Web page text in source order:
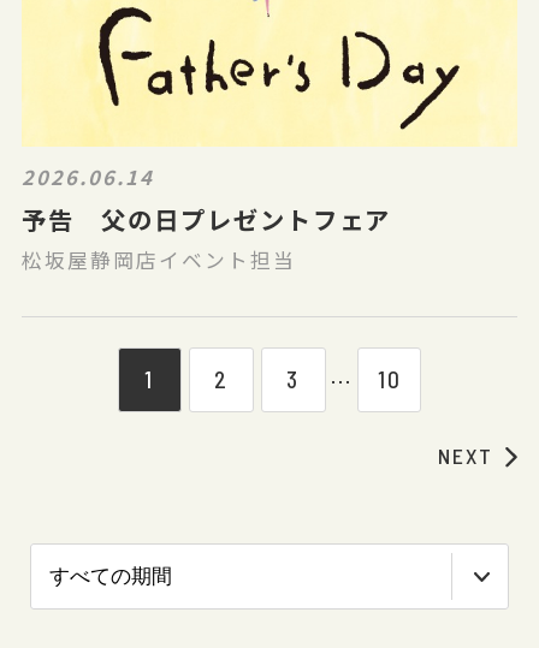
2026.06.14
予告 父の日プレゼントフェア
松坂屋静岡店イベント担当
1 2 3 ⋯ 10
NEXT